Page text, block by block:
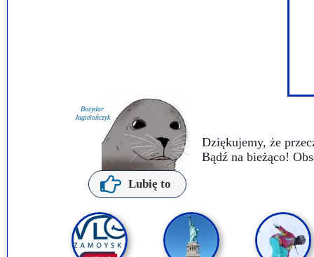
Lubię to
Dziękujemy, że
Bądź na bieżąco!
Bożydar
Jagielończyk
P. Kochanowska